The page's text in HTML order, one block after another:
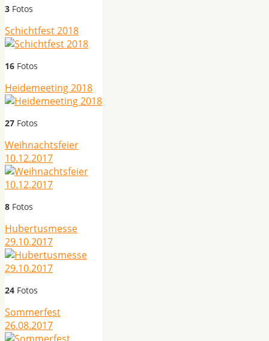
3 Fotos
Schichtfest 2018
16 Fotos
Heidemeeting 2018
27 Fotos
Weihnachtsfeier
10.12.2017
8 Fotos
Hubertusmesse
29.10.2017
24 Fotos
Sommerfest
26.08.2017